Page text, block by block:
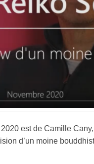
est de Camille
d’un moine